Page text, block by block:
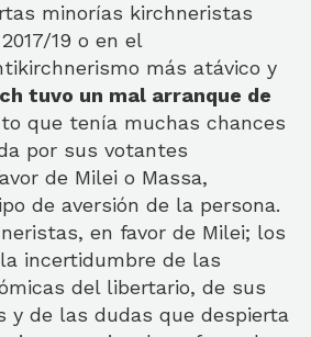
minorías kirchneristas
19 o en el
más atávico y
tuvo un mal arranque de
que tenía muchas chances
por sus votantes
de Milei o Massa,
de aversión de la persona.
en favor de Milei; los
incertidumbre de las
del libertario, de sus
y de las dudas que despierta